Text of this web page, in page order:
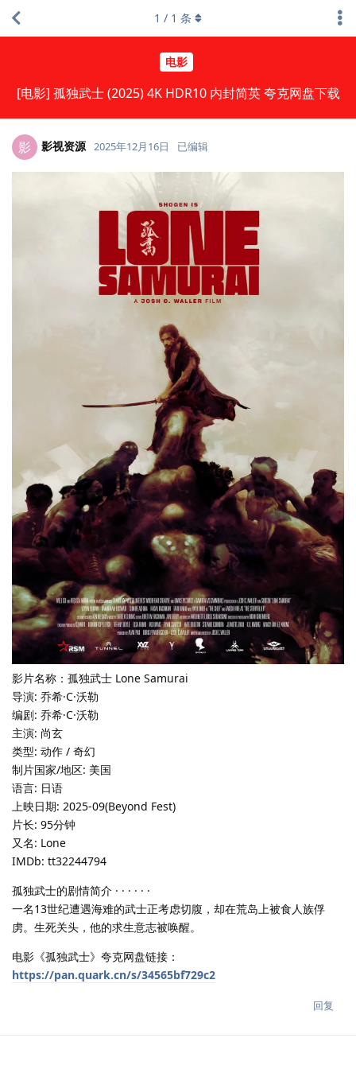
电影
[电影] 孤独武士 (2025) 4K HDR10 内封简英 夸克网盘下载
1 / 1 条
影 影视资源 2025年12月16日 已编辑
影片名称：孤独武士 Lone Samurai
导演: 乔希·C·沃勒
编剧: 乔希·C·沃勒
主演: 尚玄
类型: 动作 / 奇幻
制片国家/地区: 美国
语言: 日语
上映日期: 2025-09(Beyond Fest)
片长: 95分钟
又名: Lone
IMDb: tt32244794
孤独武士的剧情简介 · · · · · ·
一名13世纪遭遇海难的武士正考虑切腹，却在荒岛上被食人族俘
虏。生死关头，他的求生意志被唤醒。
电影《孤独武士》夸克网盘链接：
https://pan.quark.cn/s/34565bf729c2
回复